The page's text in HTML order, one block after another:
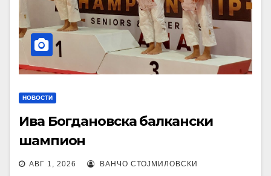
НОВОСТИ
Ива Богдановска балкански
шампион
АВГ 1, 2026 ВАНЧО СТОЈМИЛОВСКИ